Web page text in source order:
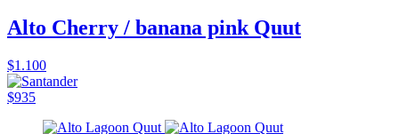
Alto Cherry / banana pink Quut
$1.100
$935